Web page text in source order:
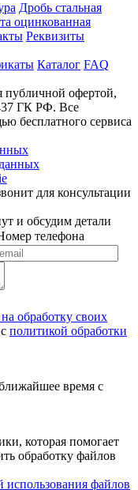
Дробь стальная
оцинкованная
Реквизиты
Каталог FAQ
публичной офертой,
ГК РФ. Все
бесплатного сервиса
для консультации
и обсудим детали
телефона
на обработку своих
политикой обработки
время с
которая помогает
обработку файлов
использования файлов